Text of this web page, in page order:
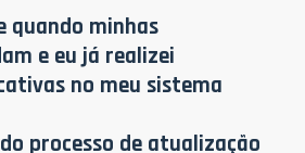
quando minhas
e eu já realizei
no meu sistema
processo de atualização